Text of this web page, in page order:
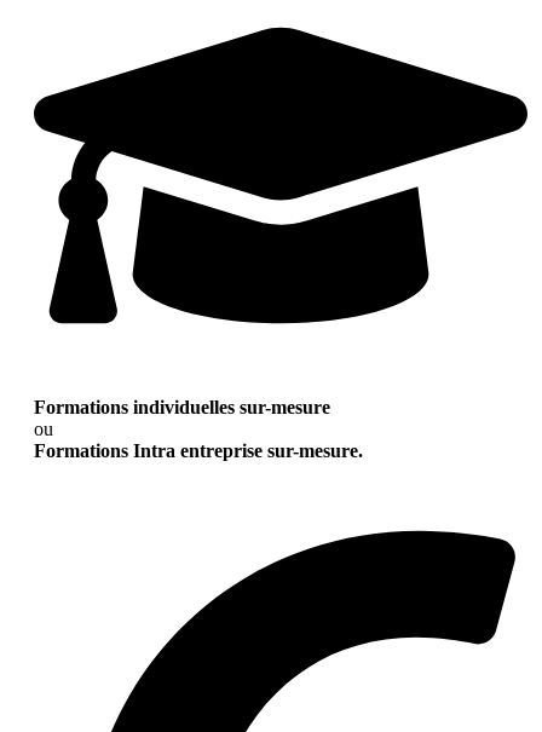
Formations individuelles sur-mesure
ou
Formations Intra entreprise sur-mesure.